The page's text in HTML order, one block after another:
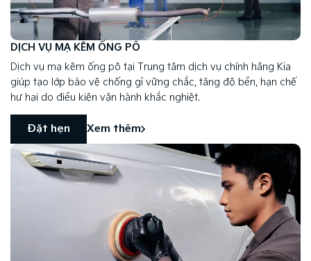
DỊCH VỤ MẠ KẼM ỐNG PÔ
Dịch vụ mạ kẽm ống pô tại Trung tâm dịch vụ chính hãng Kia
giúp tạo lớp bảo vệ chống gỉ vững chắc, tăng độ bền, hạn chế
hư hại do điều kiện vận hành khắc nghiệt.
Đặt hẹn Xem thêm